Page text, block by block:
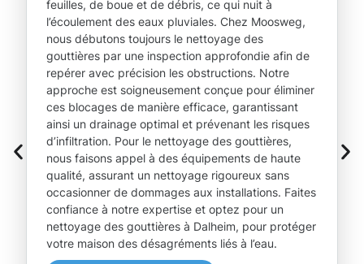
feuilles, de boue et de débris, ce qui nuit à
l’écoulement des eaux pluviales. Chez Moosweg,
nous débutons toujours le nettoyage des
gouttières par une inspection approfondie afin de
repérer avec précision les obstructions. Notre
approche est soigneusement conçue pour éliminer
ces blocages de manière efficace, garantissant
ainsi un drainage optimal et prévenant les risques
d’infiltration. Pour le nettoyage des gouttières,
nous faisons appel à des équipements de haute
qualité, assurant un nettoyage rigoureux sans
occasionner de dommages aux installations. Faites
confiance à notre expertise et optez pour un
nettoyage des gouttières à Dalheim, pour protéger
votre maison des désagréments liés à l’eau.